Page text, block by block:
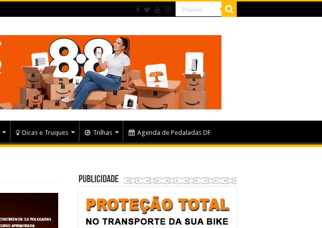
Dicas e Truques Trilhas Agenda de Pedaladas DF
Publicidade